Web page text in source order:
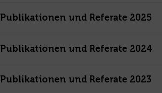
Publikationen und Referate 2025
Publikationen und Referate 2024
Publikationen und Referate 2023